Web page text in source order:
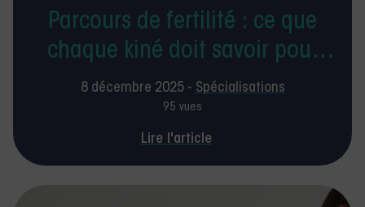
Parcours de fertilité : ce que
chaque kiné doit savoir pour
accompagner les femmes en
2026
8 décembre 2025 - Spécialisations
95 vues
Lire l'article